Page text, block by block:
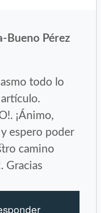
Bueno Pérez
todo lo
¡Ánimo,
espero poder
camino
Gracias